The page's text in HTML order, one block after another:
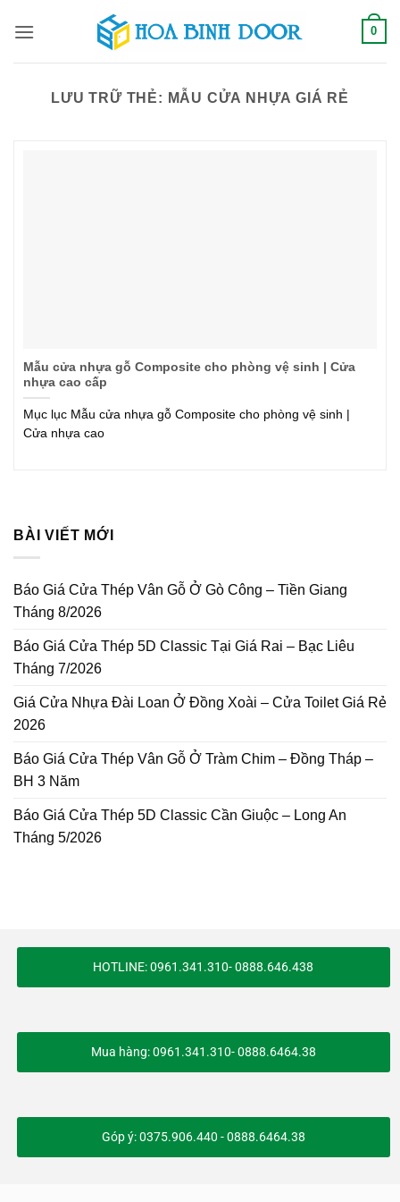
qua
0
LƯU TRỮ THẺ: MẪU CỬA NHỰA GIÁ RẺ
Mẫu cửa nhựa gỗ Composite cho phòng vệ sinh | Cửa
nhựa cao cấp
Mục lục Mẫu cửa nhựa gỗ Composite cho phòng vệ sinh |
Cửa nhựa cao
BÀI VIẾT MỚI
Báo Giá Cửa Thép Vân Gỗ Ở Gò Công – Tiền Giang
Tháng 8/2026
Báo Giá Cửa Thép 5D Classic Tại Giá Rai – Bạc Liêu
Tháng 7/2026
Giá Cửa Nhựa Đài Loan Ở Đồng Xoài – Cửa Toilet Giá Rẻ
2026
Báo Giá Cửa Thép Vân Gỗ Ở Tràm Chim – Đồng Tháp –
BH 3 Năm
Báo Giá Cửa Thép 5D Classic Cần Giuộc – Long An
Tháng 5/2026
HOTLINE: 0961.341.310- 0888.646.438
Mua hàng: 0961.341.310- 0888.6464.38
Góp ý: 0375.906.440 - 0888.6464.38